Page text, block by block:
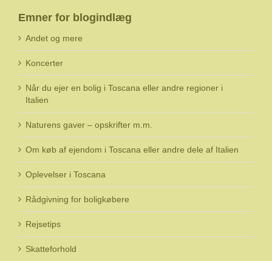
Emner for blogindlæg
Andet og mere
Koncerter
Når du ejer en bolig i Toscana eller andre regioner i
Italien
Naturens gaver – opskrifter m.m.
Om køb af ejendom i Toscana eller andre dele af Italien
Oplevelser i Toscana
Rådgivning for boligkøbere
Rejsetips
Skatteforhold